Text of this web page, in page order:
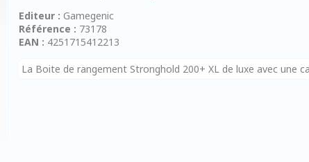
Editeur : Gamegenic
Référence : 73178
EAN : 4251715412213
La Boite de rangement Stronghold 200+ XL de luxe avec une